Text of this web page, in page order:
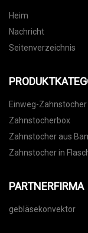
Heim
Nachricht
Seitenverzeichnis
Einweg-Zahnstocher
Zahnstocherbox
Zahnstocher aus
Zahnstocher in
PARTNERFIRMA
gebläsekonvektor